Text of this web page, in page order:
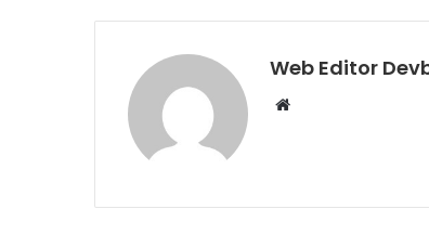
Web Editor
Website